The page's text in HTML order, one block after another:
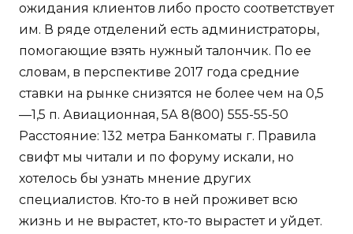
ожидания клиентов либо просто соответствует
им. В ряде отделений есть администраторы,
помогающие взять нужный талончик. По ее
словам, в перспективе 2017 года средние
ставки на рынке снизятся не более чем на 0,5
—1,5 п. Авиационная, 5А 8(800) 555-55-50
Расстояние: 132 метра Банкоматы г. Правила
свифт мы читали и по форуму искали, но
хотелось бы узнать мнение других
специалистов. Кто-то в ней проживет всю
жизнь и не вырастет, кто-то вырастет и уйдет.